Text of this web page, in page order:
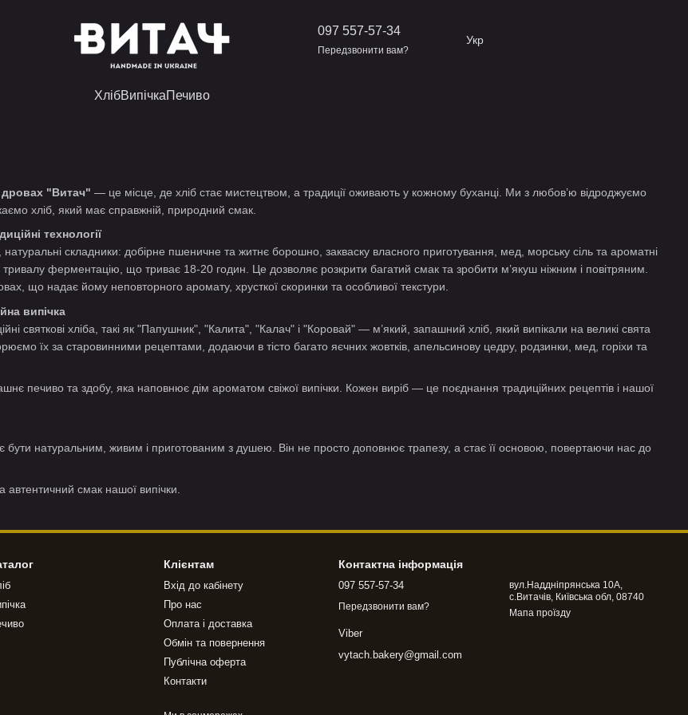
097 557-57-34
Передзвонити вам?
Укр
ХлібВипічкаПечиво
дровах "Витач" — це місце, де хліб стає мистецтвом, а традиції оживають у кожному буханці. Ми з любов’ю відроджуємо
хліб, який має справжній, природний смак.
технології
натуральні складники: добірне пшеничне та житнє борошно, закваску власного приготування, мед, морську сіль та ароматні
ферментацію, що триває 18-20 годин. Це дозволяє розкрити багатий смак та зробити м’якуш ніжним і повітряним.
що надає йому неповторного аромату, хрусткої скоринки та особливої текстури.
випічка
святкові хліба, такі як "Папушник", "Калита", "Калач" і "Коровай" — м’який, запашний хліб, який випікали на великі свята
їх за старовинними рецептами, додаючи в тісто багато яєчних жовтків, апельсинову цедру, родзинки, мед, горіхи та
печиво та здобу, яка наповнює дім ароматом свіжої випічки. Кожен виріб — це поєднання традиційних рецептів і нашої
натуральним, живим і приготованим з душею. Він не просто доповнює трапезу, а стає її основою, повертаючи нас до
смак нашої випічки.
Клієнтам
Вхід до кабінету
Про нас
Оплата і доставка
Обмін та повернення
Публічна оферта
Контакти
Контактна інформація
097 557-57-34
Передзвонити вам?
Viber
vytach.bakery@gmail.com
вул.Наддніпрянська 10А,
с.Витачів, Київська обл, 08740
Мапа проїзду